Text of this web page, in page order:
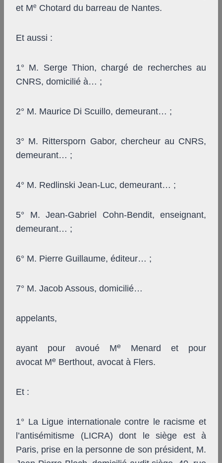
et Me Chotard du barreau de Nantes.
Et aussi :
1° M. Serge Thion, chargé de recherches au
CNRS, domicilié à… ;
2° M. Maurice Di Scuillo, demeurant… ;
3° M. Rittersporn Gabor, chercheur au CNRS,
demeurant… ;
4° M. Redlinski Jean-Luc, demeurant… ;
5° M. Jean-Gabriel Cohn-Bendit, enseignant,
demeurant… ;
6° M. Pierre Guillaume, éditeur… ;
7° M. Jacob Assous, domicilié…
appelants,
ayant pour avoué Me
Menard et pour
avocat Me Berthout, avocat à Flers.
Et :
1° La Ligue internationale contre le racisme et
l’antisémitisme (LICRA) dont le siège est à
Paris, prise en la personne de son président, M.